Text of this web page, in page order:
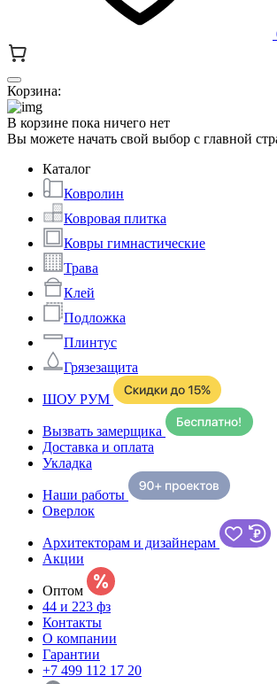
Корзина:
В корзине пока ничего нет
Вы можете начать свой выбор с главной
Каталог
Ковролин
Ковровая плитка
Ковры гимнастические
Трава
Клей
Подложка
Плинтус
Грязезащита
ШОУ РУМ
Вызвать замерщика
Доставка и оплата
Укладка
Наши работы
Оверлок
Архитекторам и дизайнерам
Акции
Оптом
44 и 223 фз
Контакты
О компании
Гарантии
+7 499 112 17 20